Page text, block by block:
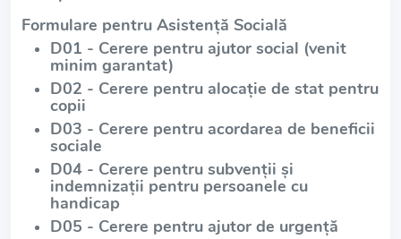
Formulare pentru Asistență Socială
D01 - Cerere pentru ajutor social (venit
minim garantat)
D02 - Cerere pentru alocație de stat pentru
copii
D03 - Cerere pentru acordarea de beneficii
sociale
D04 - Cerere pentru subvenții și
indemnizații pentru persoanele cu
handicap
D05 - Cerere pentru ajutor de urgență